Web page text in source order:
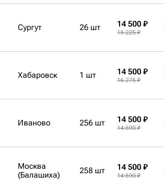
Сургут 26 шт 14 500 ₽
15 225 ₽
Хабаровск 1 шт 14 500 ₽
16 275 ₽
Иваново 256 шт 14 500 ₽
14 690 ₽
Москва
(Балашиха)
258 шт 14 500 ₽
14 690 ₽